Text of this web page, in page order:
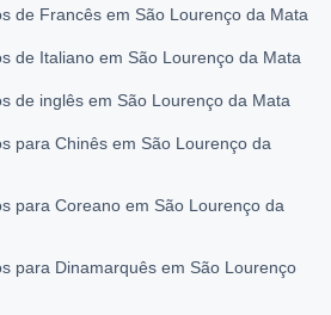
de Francês em São Lourenço da Mata
de Italiano em São Lourenço da Mata
de inglês em São Lourenço da Mata
para Chinês em São Lourenço da
para Coreano em São Lourenço da
para Dinamarquês em São Lourenço